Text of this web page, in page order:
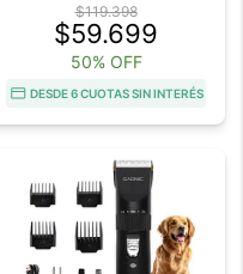
$119.398
$59.699
50% OFF
DESDE 6 CUOTAS SIN INTERÉS